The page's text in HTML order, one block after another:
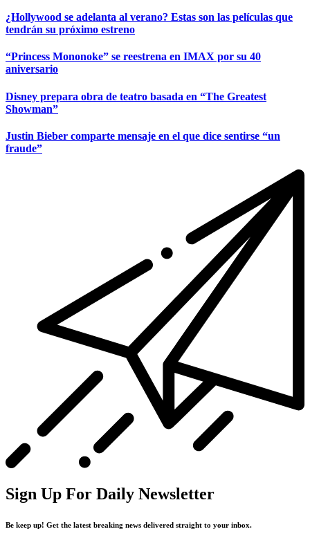
¿Hollywood se adelanta al verano? Estas son las películas que
tendrán su próximo estreno
“Princess Mononoke” se reestrena en IMAX por su 40
aniversario
Disney prepara obra de teatro basada en “The Greatest
Showman”
Justin Bieber comparte mensaje en el que dice sentirse “un
fraude”
Sign Up For Daily Newsletter
Be keep up! Get the latest breaking news delivered straight to your inbox.